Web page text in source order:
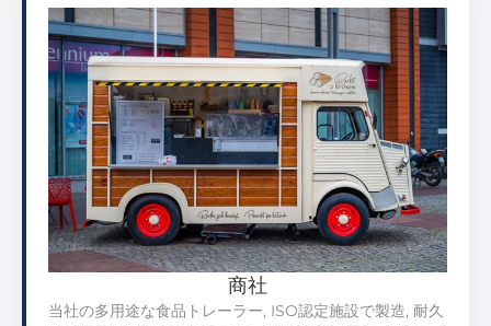
商社
当社の多用途な食品トレーラー, ISO認定施設で製造, 耐久